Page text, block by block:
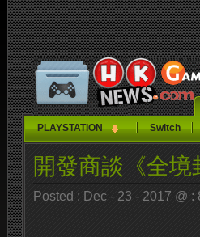
PLAYSTATION Switch
開發商談《全
Posted : Dec - 23 - 2017 @ :